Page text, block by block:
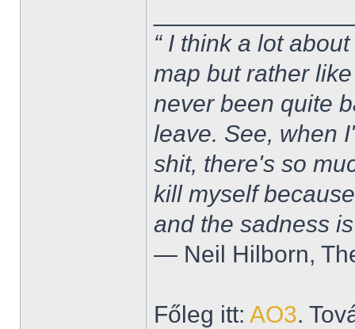
“ I think a lot
map but rather
never been quite
leave. See, when
shit, there's so
kill myself
and the sadness
― Neil Hilborn,
Főleg itt: AO3.